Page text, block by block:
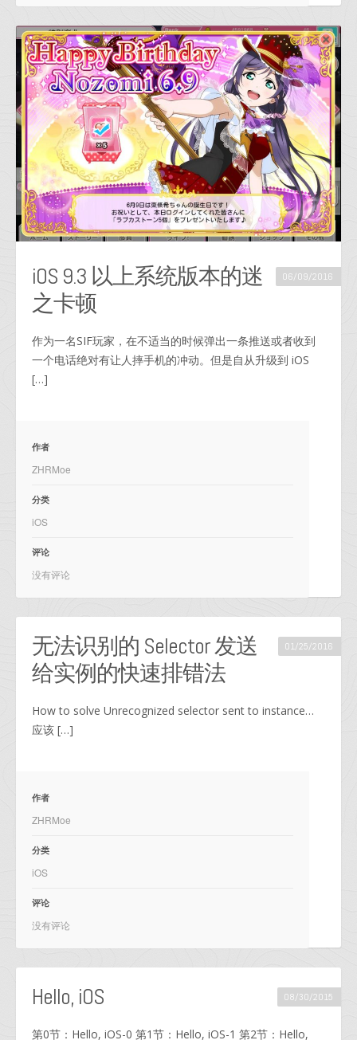
iOS 9.3 以上系统版本的迷
之卡顿
06/09/2016
作为一名SIF玩家，在不适当的时候弹出一条推送或者收到
一个电话绝对有让人摔手机的冲动。但是自从升级到 iOS
[…]
作者
ZHRMoe
分类
iOS
评论
没有评论
无法识别的 Selector 发送
给实例的快速排错法
01/25/2016
How to solve Unrecognized selector sent to instance…
应该 […]
作者
ZHRMoe
分类
iOS
评论
没有评论
Hello, iOS 08/30/2015
第0节：Hello, iOS-0 第1节：Hello, iOS-1 第2节：Hello,